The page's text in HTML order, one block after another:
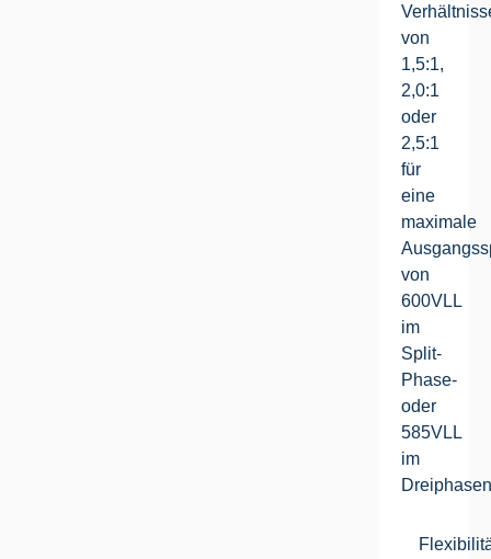
von
1,5:1,
2,0:1
oder
2,5:1
für
eine
maximale
von
600VLL
im
Split-
Phase-
oder
585VLL
im